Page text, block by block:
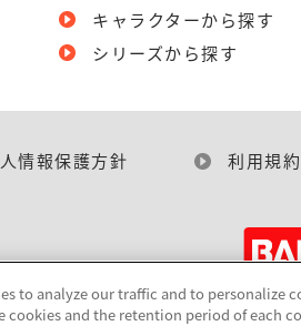
キャラクターから探す
シリーズから探す
情報保護方針 利用規約
to analyze our traffic and to personalize
cookies and the retention period of each